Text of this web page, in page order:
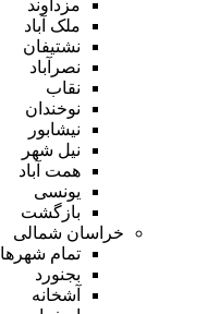
مزدآوند
ملک آباد
نشتیفان
نصرآباد
نقاب
نوخندان
نیشابور
نیل شهر
همت آباد
یونسی
بازگشت
خراسان شمالی
تمام شهر‌ها
بجنورد
آشخانه